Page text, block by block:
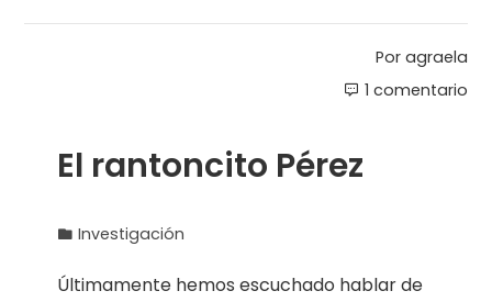
Por agraela
1 comentario
El rantoncito Pérez
Investigación
Últimamente hemos escuchado hablar de